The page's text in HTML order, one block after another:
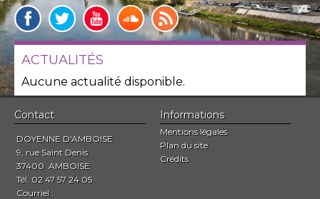
ACTUALITÉS
Aucune actualité disponible.
Contact
DOYENNE D'AMBOISE
9, rue Saint Denis
37400 AMBOISE
Tél. 02 47 57 24 05
Courriel :
Informations
Mentions légales
Plan du site
Crédits